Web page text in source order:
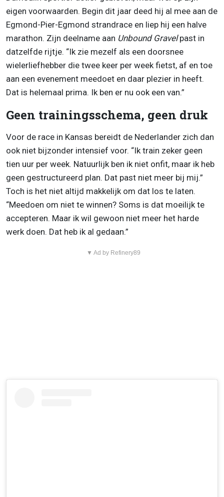
eigen voorwaarden. Begin dit jaar deed hij al mee aan de
Egmond-Pier-Egmond strandrace en liep hij een halve
marathon. Zijn deelname aan Unbound Gravelpast in
datzelfde rijtje. “Ik zie mezelf als een doorsnee
wielerliefhebber die twee keer per week fietst, af en toe
aan een evenement meedoet en daar plezier in heeft.
Dat is helemaal prima. Ik ben er nu ook een van.”
Geen trainingsschema, geen druk
Voor de race in Kansas bereidt de Nederlander zich dan
ook niet bijzonder intensief voor. “Ik train zeker geen
tien uur per week. Natuurlijk ben ik niet onfit, maar ik heb
geen gestructureerd plan. Dat past niet meer bij mij.”
Toch is het niet altijd makkelijk om dat los te laten.
“Meedoen om niet te winnen? Soms is dat moeilijk te
accepteren. Maar ik wil gewoon niet meer het harde
werk doen. Dat heb ik al gedaan.”
▼ Ad by Refinery89